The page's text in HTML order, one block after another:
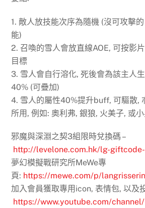
1. 敵人放技能次序為隨機 (沒可攻擊
能)
2. 召喚的雪人會放直線AOE, 可按影
目標
3. 雪人會自行溶化, 死後會為該主人
40% (可疊加)
4. 雪人的屬性40%提升buff, 可驅散,
所用, 例如: 奧利弗, 銀狼, 火美子, 或
邪魔與深淵之契3組限時兌換碼 –
http://levelone.com.hk/lg-
夢幻模擬戰研究所MeWe專
頁: https://mewe.com/p/
加入會員獲取專用icon, 表情包, 以及
https://www.youtube.com/